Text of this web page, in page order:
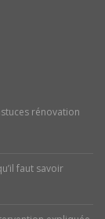
rénovation
faut savoir